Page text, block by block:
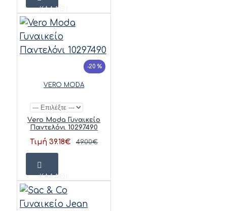
ΚΑΛΆΘΙ
-20 %
VERO MODA
Vero Moda Γυναικείο
Παντελόνι 10297490
Τιμή 39.18€ 49.00€
ΚΑΛΆΘΙ